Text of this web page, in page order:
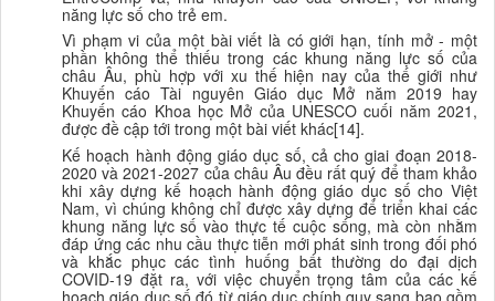
năng lực số cho trẻ em.
Vì phạm vi của một bài viết là có giới hạn, tính mở - một
phần không thể thiếu trong các khung năng lực số của
châu Âu, phù hợp với xu thế hiện nay của thế giới như
Khuyến cáo Tài nguyên Giáo dục Mở năm 2019 hay
Khuyến cáo Khoa học Mở của UNESCO cuối năm 2021,
được đề cập tới trong một bài viết khác[14].
Kế hoạch hành động giáo dục số, cả cho giai đoạn 2018-
2020 và 2021-2027 của châu Âu đều rất quý để tham khảo
khi xây dựng kế hoạch hành động giáo dục số cho Việt
Nam, vì chúng không chỉ được xây dựng để triển khai các
khung năng lực số vào thực tế cuộc sống, mà còn nhằm
đáp ứng các nhu cầu thực tiễn mới phát sinh trong đối phó
và khắc phục các tình huống bất thường do đại dịch
COVID-19 đặt ra, với việc chuyển trọng tâm của các kế
hoạch giáo dục số đó từ giáo dục chính quy sang bao gồm